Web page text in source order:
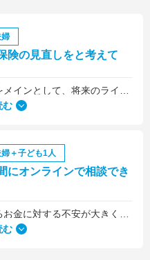
険の見直しをと考えて
む
＋子ども1人
にオンラインで相談でき
どもの将来のお金のことで悩んでいる友人にも教えました。
む